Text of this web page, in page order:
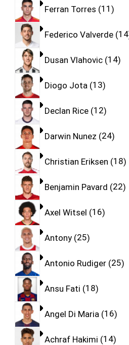
Ferran Torres 11
Federico Valverde 14
Dusan Vlahovic 14
Diogo Jota 13
Declan Rice 12
Darwin Nunez 24
Christian Eriksen 18
Benjamin Pavard 22
Axel Witsel 16
Antony 25
Antonio Rudiger 25
Ansu Fati 18
Angel Di Maria 16
Achraf Hakimi 14